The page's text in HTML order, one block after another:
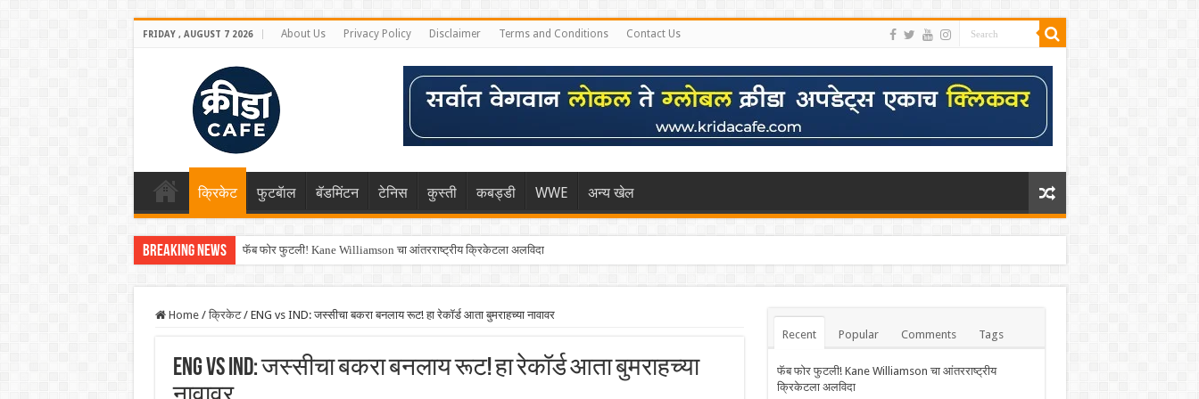
FRIDAY , AUGUST 7 2026 About Us Privacy Policy Disclaimer Terms and Conditions Contact Us
क्रिकेट फुटबॅाल बॅडमिंटन टेनिस कुस्ती कबड्डी WWE अन्य खेल
Breaking News फॅब फोर फुटली! Kane Williamson चा आंतरराष्ट्रीय क्रिकेटला अलविदा
Home / क्रिकेट / ENG vs IND: जस्सीचा बकरा बनलाय रूट! हा रेकॉर्ड आता बुमराहच्या नावावर
ENG vs IND: जस्सीचा बकरा बनलाय रूट! हा रेकॉर्ड आता बुमराहच्या
Recent Popular Comments Tags
फॅब फोर फुटली! Kane Williamson चा आंतरराष्ट्रीय
क्रिकेटला अलविदा